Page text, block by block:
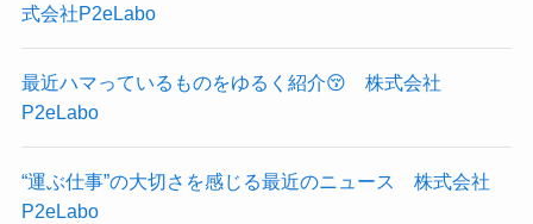
式会社P2eLabo
最近ハマっているものをゆるく紹介😚 株式会社
P2eLabo
“運ぶ仕事”の大切さを感じる最近のニュース 株式会社
P2eLabo